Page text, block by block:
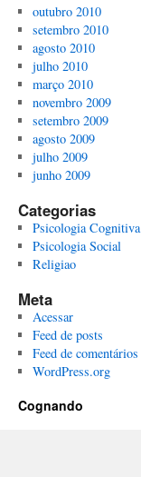
outubro 2010
setembro 2010
agosto 2010
julho 2010
março 2010
novembro 2009
setembro 2009
agosto 2009
julho 2009
junho 2009
Categorias
Psicologia Cognitiva
Psicologia Social
Religiao
Meta
Acessar
Feed de posts
Feed de comentários
WordPress.org
Cognando